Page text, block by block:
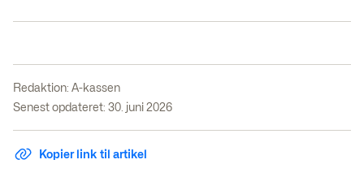
Redaktion: A-kassen
Senest opdateret: 30. juni 2026
Kopier link til artikel